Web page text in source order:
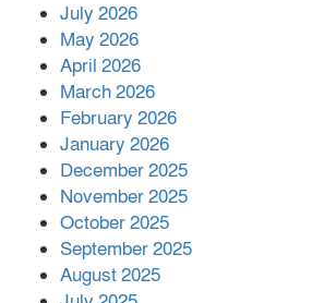
পর ফোন তারেক
July 2026
May 2026
April 2026
March 2026
February 2026
January 2026
December 2025
November 2025
October 2025
September 2025
August 2025